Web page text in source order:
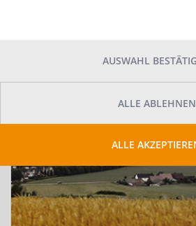
AUSWAHL
ALLE ABLEHNEN
ALLE